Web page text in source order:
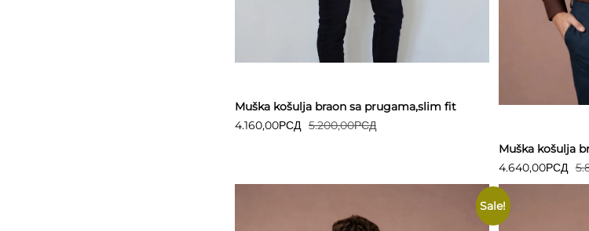
Muška košulja braon sa prugama,slim fit
5.200,00РСД
4.160,00РСД
Detaljnije
Muška košulja
4.640,00РСД
Sale!